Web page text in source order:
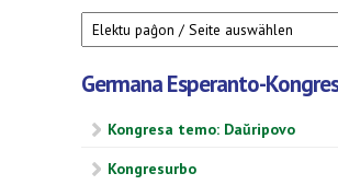
Germana Esperanto-
Kongresa temo: Daŭripovo
Kongresurbo